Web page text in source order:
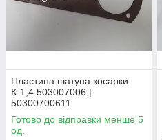
Пластина шатуна косарки
К-1,4 503007006 |
50300700611
Готово до відправки менше 5
од.